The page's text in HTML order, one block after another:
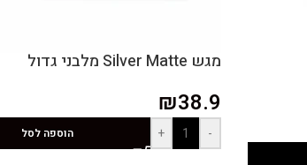
מגש Silver Matte מלבני גדול
₪38.9
-
+ הוספה לסל